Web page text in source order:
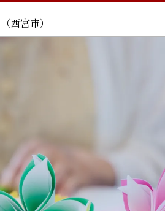
（西宮市）